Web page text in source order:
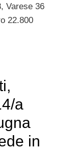
Varese 36
22.800
a
in